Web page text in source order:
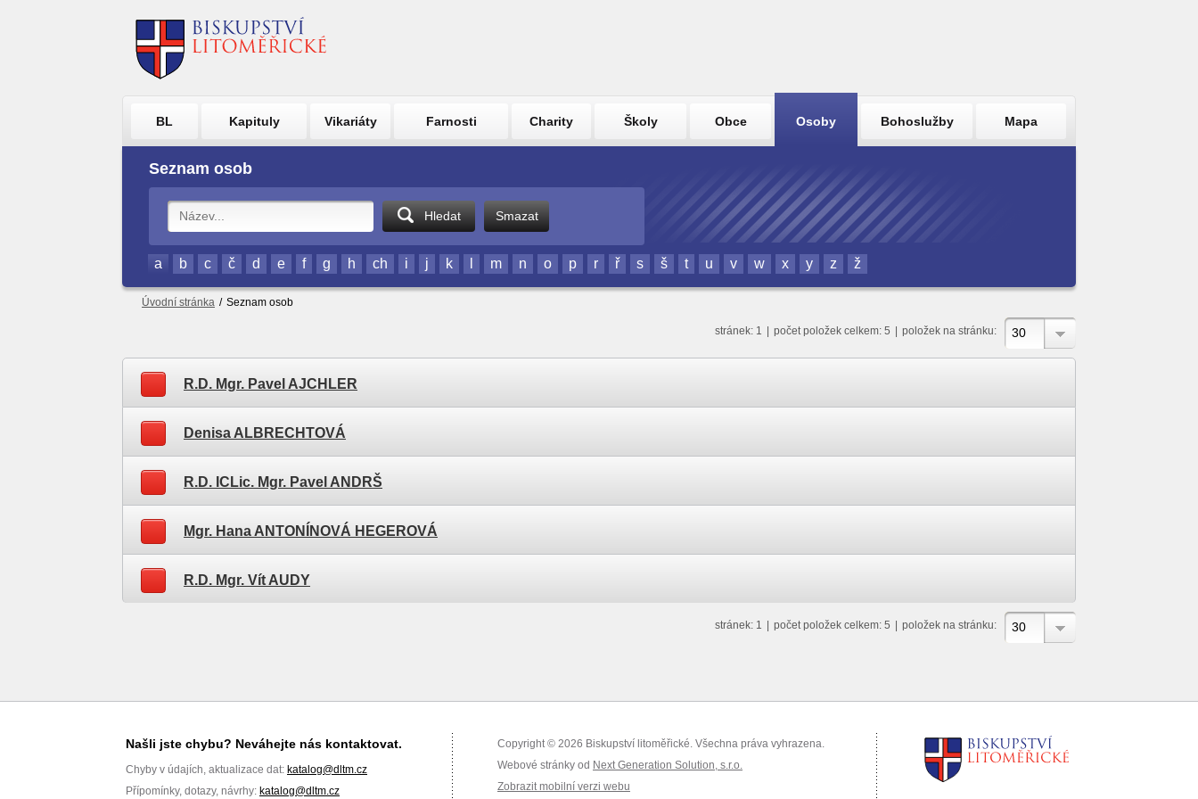
BL Kapituly Vikariáty Farnosti Charity Školy Obce Osoby Bohoslužby Mapa
Seznam osob
Hledat Smazat
a b c č d e f g h ch i j k m n o p r ř s š t u v w x y z ž
Úvodní stránka / Seznam osob
stránek: 1 počet položek celkem: 5 položek na stránku: 30
R.D. Mgr. Pavel AJCHLER
Denisa ALBRECHTOVÁ
R.D. ICLic. Mgr. Pavel ANDRŠ
Mgr. Hana ANTONÍNOVÁ HEGEROVÁ
R.D. Mgr. Vít AUDY
stránek: 1 počet položek celkem: 5 položek na stránku: 30
Našli jste chybu? Neváhejte nás kontaktovat.
Chyby v údajích, aktualizace dat: katalog@dltm.cz
Přípomínky, dotazy, návrhy: katalog@dltm.cz
Copyright © 2026 Biskupství litoměřické. Všechna práva vyhrazena.
Webové stránky od Next Generation Solution, s.r.o.
Zobrazit mobilní verzi webu